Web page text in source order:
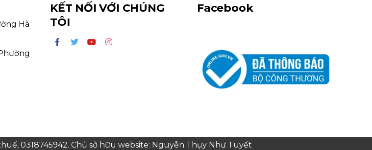
Hà
KẾT NỐI VỚI CHÚNG
TÔI
Facebook
0318745942. Chủ sở hữu website: Nguyễn Thụy Như Tuyết